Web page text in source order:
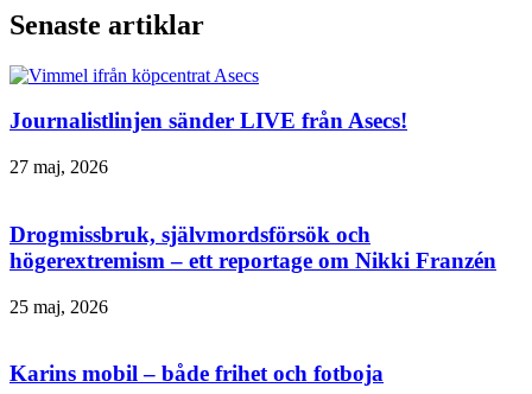
Senaste artiklar
Journalistlinjen sänder LIVE från Asecs!
27 maj, 2026
Drogmissbruk, självmordsförsök och
högerextremism – ett reportage om Nikki Franzén
25 maj, 2026
Karins mobil – både frihet och fotboja